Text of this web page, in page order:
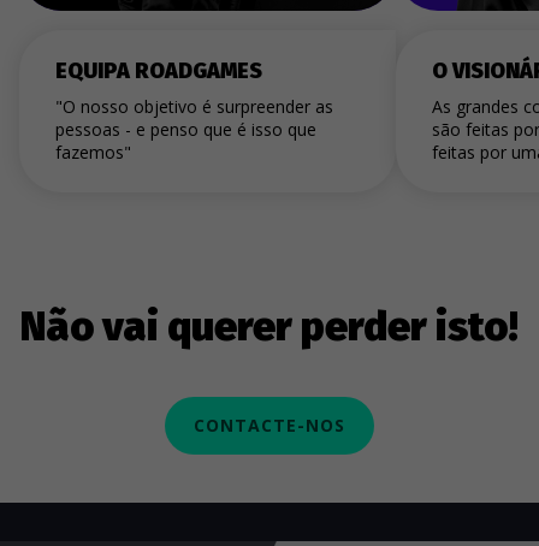
EQUIPA ROADGAMES
"O nosso objetivo é surpreender as
pessoas - e penso que é isso que
fazemos"
O
As grandes
são feitas
feitas por
Não vai querer perder isto!
CONTACTE-NOS